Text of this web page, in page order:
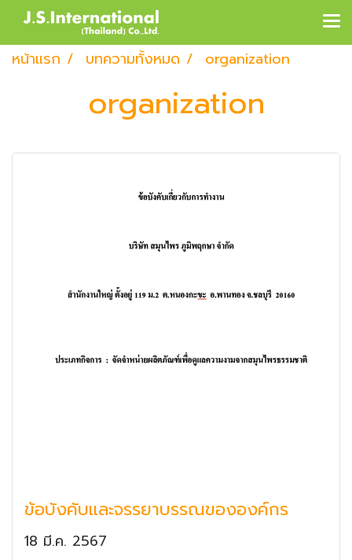
หน้าแรก บทความทั้งหมด organization
organization
ข้อบังคับและจรรยาบรรณขององค์กร
18 มี.ค. 2567